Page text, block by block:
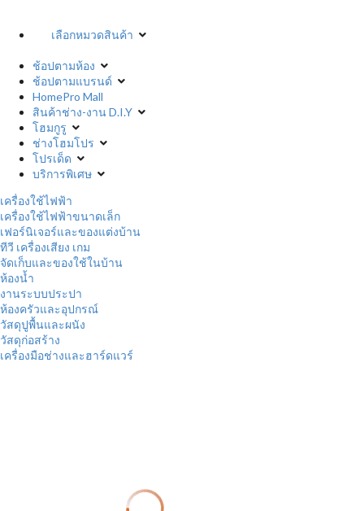
เลือกหมวดสินค้า
ช้อปตามห้อง
ช้อปตามแบรนด์
HomePro Mall
สินค้าช่าง-งาน D.I.Y
โฮมกูรู
ช่างโฮมโปร
โปรเด็ด
บริการพิเศษ
เครื่องใช้ไฟฟ้า
เครื่องใช้ไฟฟ้าขนาดเล็ก
เฟอร์นิเจอร์และของแต่งบ้าน
ทีวี เครื่องเสียง เกม
จัดเก็บและของใช้ในบ้าน
ห้องน้ำ
งานระบบประปา
ห้องครัวและอุปกรณ์
วัสดุปูพื้นและผนัง
วัสดุก่อสร้าง
เครื่องมือช่างและฮาร์ดแวร์